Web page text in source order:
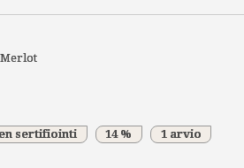
Merlot
sertifiointi
14 %
1 arvio